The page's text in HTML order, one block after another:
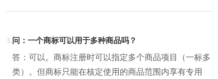
3.问：一个商标可以用于多种商品吗？
答：可以。商标注册时可以指定多个商品项目（一标多
类）。但商标只能在核定使用的商品范围内享有专用